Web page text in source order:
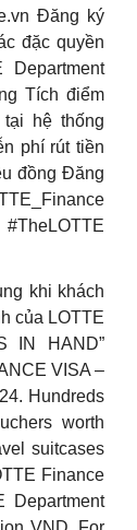
Đăng ký
đặc quyền
Tích điểm
hệ thống
phí rút tiền
đồng Đăng
khi khách
của LOTTE
IN HAND”
VISA –
Hundreds
worth
suitcases
Finance
Department